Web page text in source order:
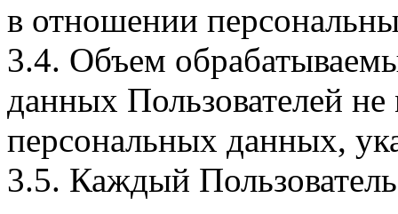
в отношении
3.4. Объем
данных Пользователей
персональных данных,
3.5. Каждый